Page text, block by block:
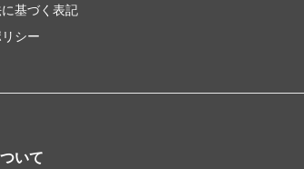
基づく表記
シー
いて